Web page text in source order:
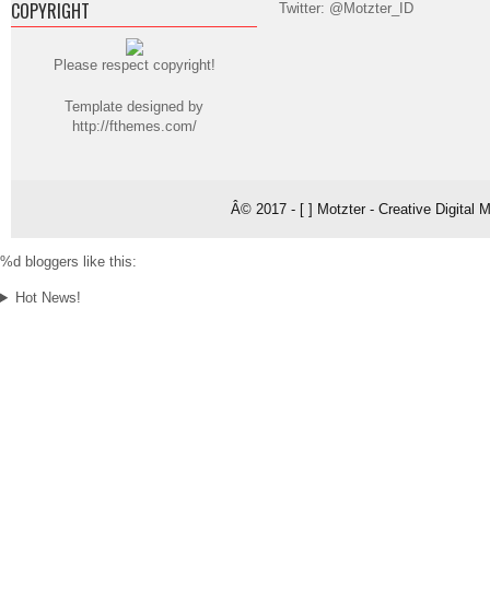
COPYRIGHT
Please respect copyright!
Template designed by
http://fthemes.com/
Twitter: @Motzter_ID
Â© 2017 - [ ] Motzter - Creative Digital
%d bloggers like this:
Hot News!